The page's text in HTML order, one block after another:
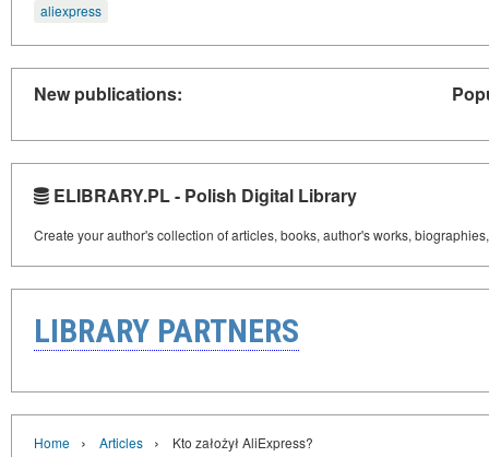
aliexpress
New publications:
ELIBRARY.PL - Polish Digital Library
Create your author's collection of articles, books, author's works,
LIBRARY PARTNERS
Home › Articles › Kto założył AliExpress?